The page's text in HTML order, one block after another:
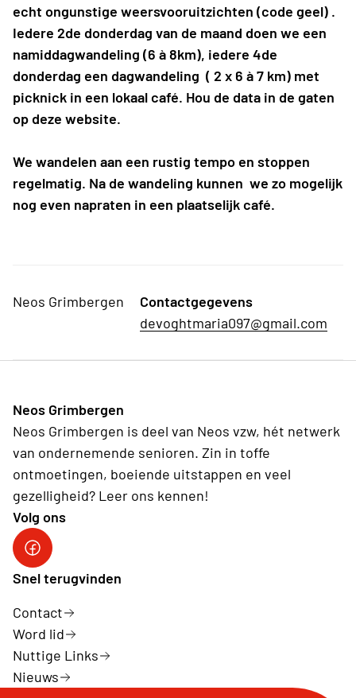
echt ongunstige weersvooruitzichten (code geel) .
Iedere 2de donderdag van de maand doen we een
namiddagwandeling (6 à 8km), iedere 4de
donderdag een dagwandeling ( 2 x 6 à 7 km) met
picknick in een lokaal café. Hou de data in de gaten
op deze website.
We wandelen aan een rustig tempo en stoppen
regelmatig. Na de wandeling kunnen we zo mogelijk
nog even napraten in een plaatselijk café.
Neos Grimbergen
Contactgegevens
devoghtmaria097@gmail.com
Neos Grimbergen
Neos Grimbergen is deel van Neos vzw, hét netwerk
van ondernemende senioren. Zin in toffe
ontmoetingen, boeiende uitstappen en veel
gezelligheid? Leer ons kennen!
Volg ons
Neos FB
Snel terugvinden
Contact
Word lid
Nuttige Links
Nieuws